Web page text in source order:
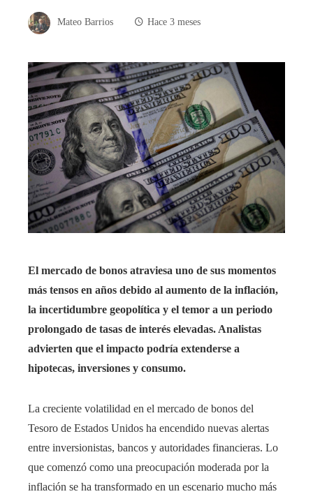
Mateo Barrios Hace 3 meses
El mercado de bonos atraviesa uno de sus momentos
más tensos en años debido al aumento de la inflación,
la incertidumbre geopolítica y el temor a un periodo
prolongado de tasas de interés elevadas. Analistas
advierten que el impacto podría extenderse a
hipotecas, inversiones y consumo.
La creciente volatilidad en el mercado de bonos del
Tesoro de Estados Unidos ha encendido nuevas alertas
entre inversionistas, bancos y autoridades financieras. Lo
que comenzó como una preocupación moderada por la
inflación se ha transformado en un escenario mucho más